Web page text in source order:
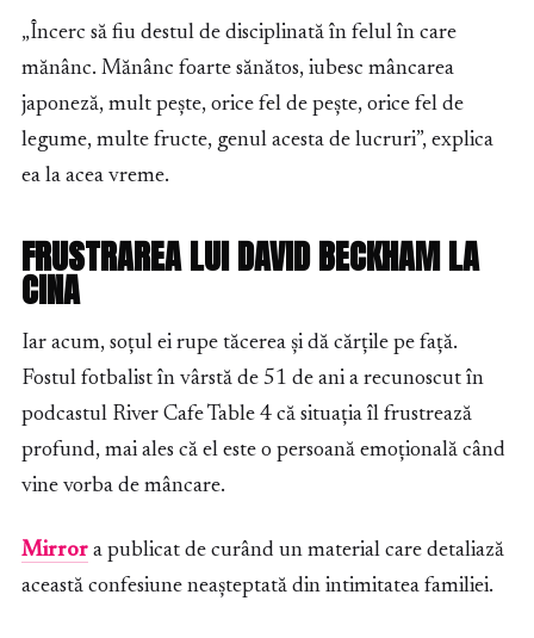
„Încerc să fiu destul de disciplinată în felul în care
mănânc. Mănânc foarte sănătos, iubesc mâncarea
japoneză, mult pește, orice fel de pește, orice fel de
legume, multe fructe, genul acesta de lucruri”, explica
ea la acea vreme.
FRUSTRAREA LUI DAVID BECKHAM LA
CINA
Iar acum, soțul ei rupe tăcerea și dă cărțile pe față.
Fostul fotbalist în vârstă de 51 de ani a recunoscut în
podcastul River Cafe Table 4 că situația îl frustrează
profund, mai ales că el este o persoană emoțională când
vine vorba de mâncare.
Mirror a publicat de curând un material care detaliază
această confesiune neașteptată din intimitatea familiei.